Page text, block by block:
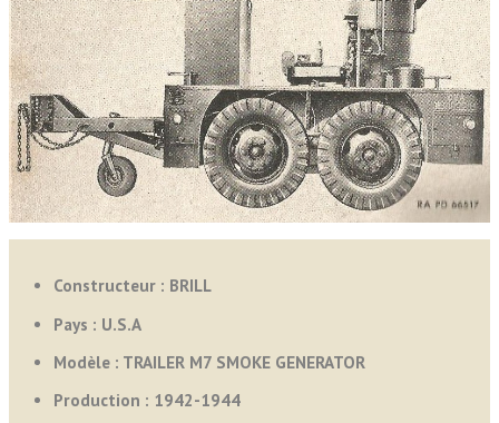
Constructeur : BRILL
Pays : U.S.A
Modèle : TRAILER M7 SMOKE GENERATOR
Production : 1942-1944